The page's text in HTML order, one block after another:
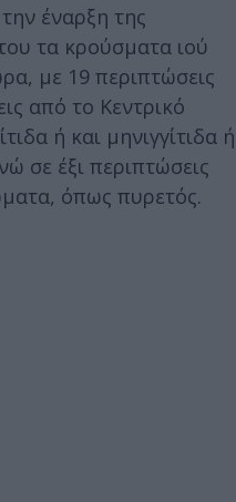
έναρξη της
τα κρούσματα ιού
με 19 περιπτώσεις
από το Κεντρικό
ή και μηνιγγίτιδα ή
σε έξι περιπτώσεις
όπως πυρετός.